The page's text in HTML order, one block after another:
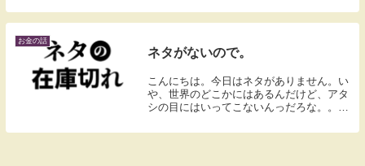
もすむわけよね。ただその〇〇〇倍がむつ
かしいわけで。生きるって大変です。
お金の話
ネタがないので。
こんにちは。今日はネタがありません。い
や、世界のどこかにはあるんだけど、アタ
シの目にはいってこないんっだろな。。引
TikTokLiteでポイント獲得。TikTok本家の